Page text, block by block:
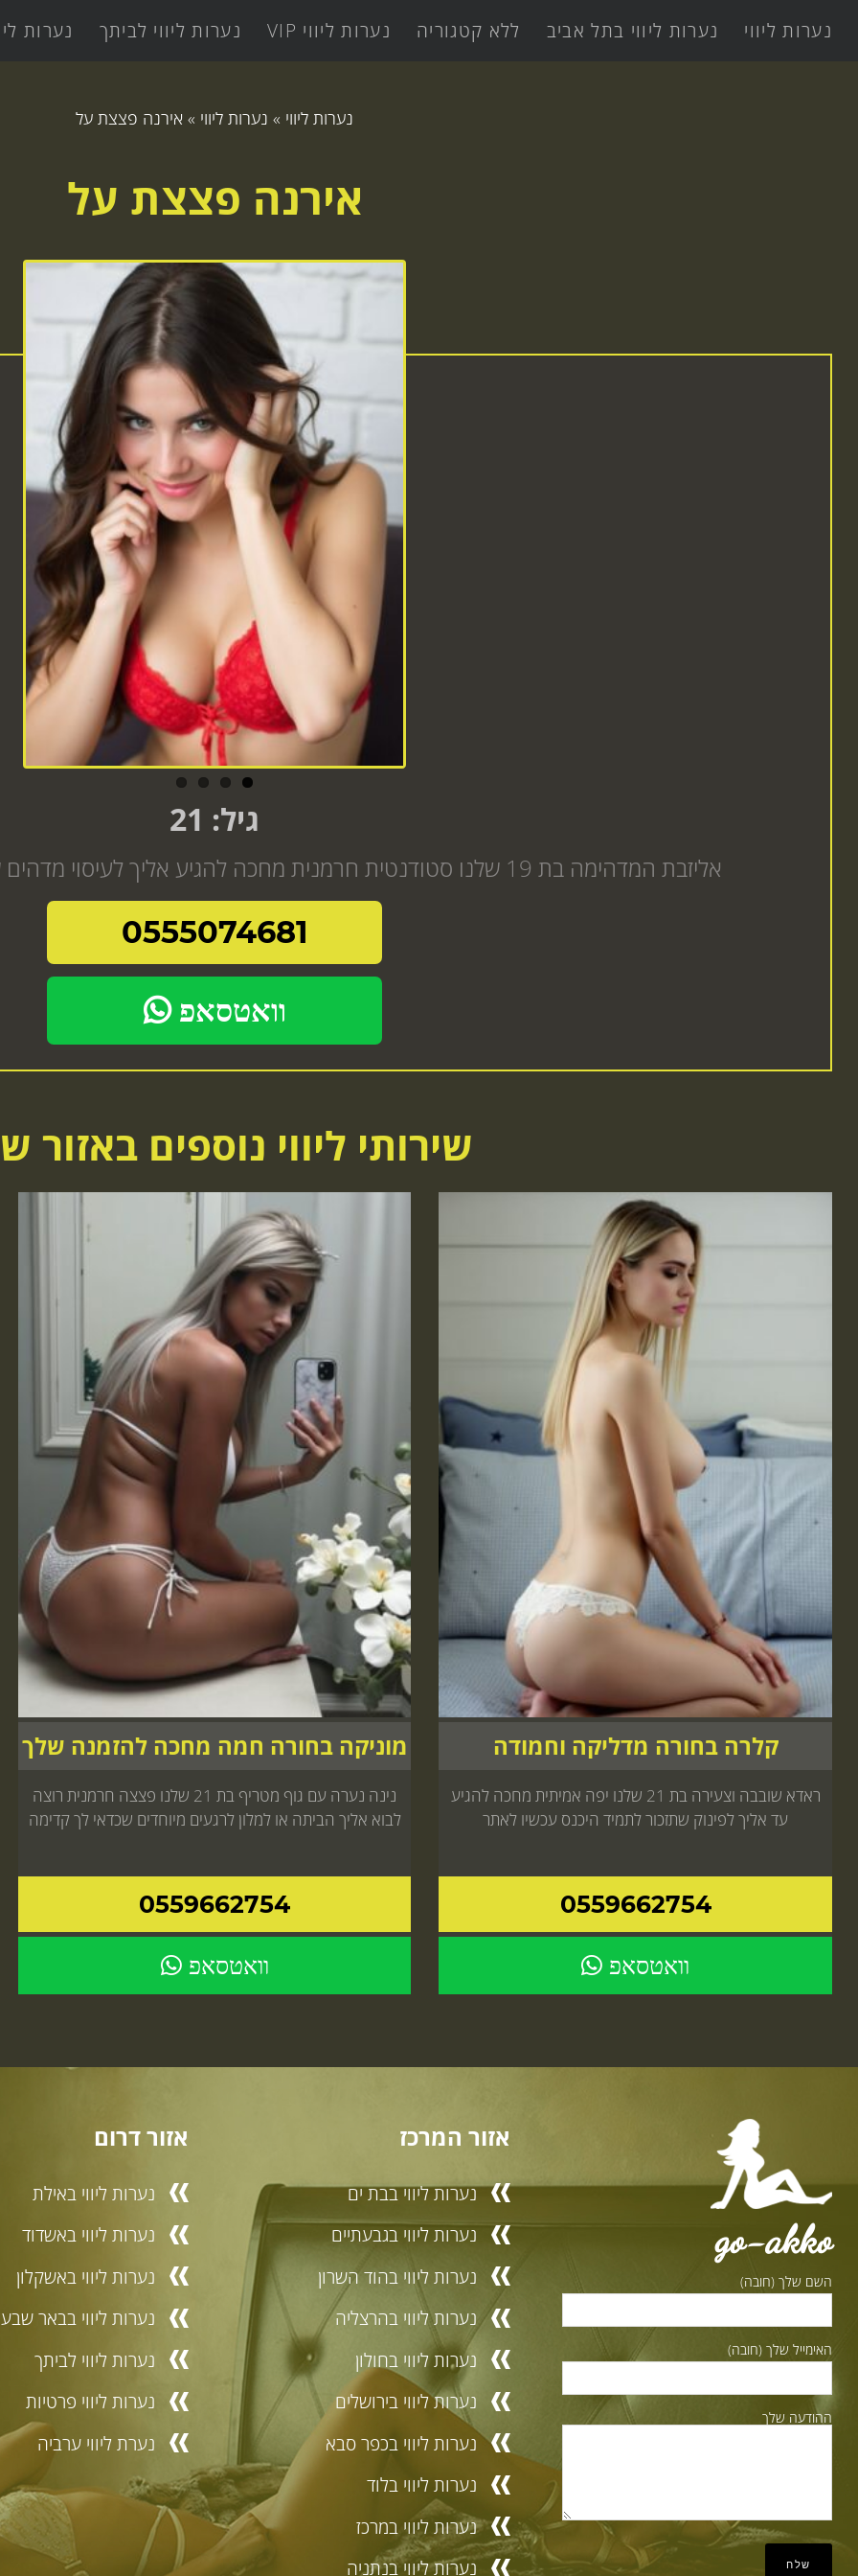
נערות ליווי נערות ליווי בתל אביב ללא קטגוריה נערות ליווי VIP נערות ליווי לביתך נערות
נערות ליווי » נערות ליווי » אירנה פצצת על
אירנה פצצת על
גיל: 21
אליזבת המדהימה בת 19 שלנו סטודנטית חרמנית מחכה להגיע אליך לעיסוי מדהים שתזכור לתמיד היכנס עכשיו לאתר
0555074681
וואטסאפ
שירותי ליווי נוספים באזור
קלרה בחורה מדליקה וחמודה
ראדא שובבה וצעירה בת 21 שלנו יפה אמיתית מחכה להגיע
עד אליך לפינוק שתזכור לתמיד היכנס עכשיו לאתר
0559662754
וואטסאפ
מוניקה בחורה חמה מחכה להזמנה שלך
נינה נערה עם גוף מטריף בת 21 שלנו פצצה חרמנית רוצה
לבוא אליך הביתה או למלון לרגעים מיוחדים שכדאי לך קדימה
0559662754
וואטסאפ
go-akko
השם שלך (חובה)
האימייל שלך (חובה)
ההודעה שלך
אזור המרכז
נערות ליווי בבת ים
נערות ליווי בגבעתיים
נערות ליווי בהוד השרון
נערות ליווי בהרצליה
נערות ליווי בחולון
נערות ליווי בירושלים
נערות ליווי בכפר סבא
נערות ליווי בלוד
נערות ליווי במרכז
נערות ליווי בנתניה
אזור דרום
נערות ליווי באילת
נערות ליווי באשדוד
נערות ליווי באשקלון
נערות ליווי בבאר שבע
נערות ליווי לביתך
נערות ליווי פרטיות
נערת ליווי ערביה